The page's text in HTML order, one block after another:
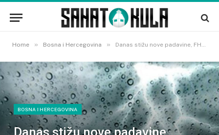
Home » Bosna i Hercegovina » Danas stižu nove padavine, FHMZ upalio alarme za dijelove BiH: Objavljena prognoza do četvrtka
BOSNA I HERCEGOVINA
Danas stižu nove padavine,